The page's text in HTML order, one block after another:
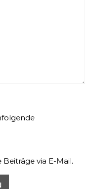
via E-Mail.